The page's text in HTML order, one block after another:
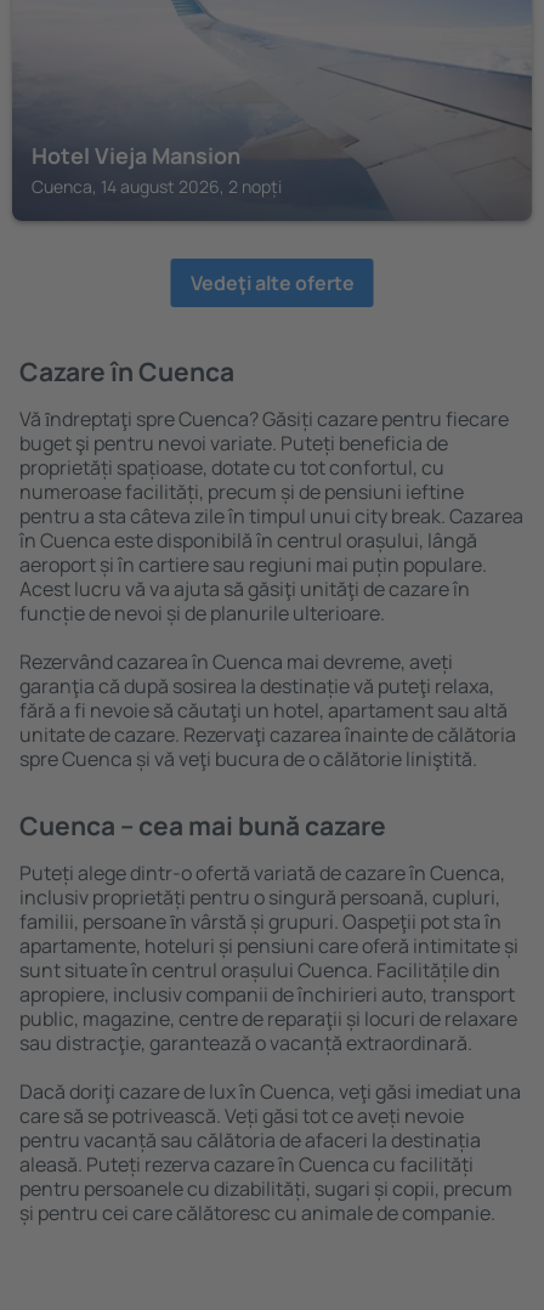
Hotel Vieja Mansion
Cuenca, 14 august 2026, 2 nopți
Vedeţi alte oferte
Cazare în Cuenca
Vă ȋndreptaţi spre Cuenca? Găsiți cazare pentru fiecare
buget şi pentru nevoi variate. Puteți beneficia de
proprietăți spațioase, dotate cu tot confortul, cu
numeroase facilități, precum și de pensiuni ieftine
pentru a sta câteva zile în timpul unui city break. Cazarea
în Cuenca este disponibilă în centrul orașului, lângă
aeroport și în cartiere sau regiuni mai puțin populare.
Acest lucru vă va ajuta să găsiţi unităţi de cazare în
funcție de nevoi și de planurile ulterioare.
Rezervând cazarea în Cuenca mai devreme, aveți
garanţia că după sosirea la destinație vă puteţi relaxa,
fără a fi nevoie să căutaţi un hotel, apartament sau altă
unitate de cazare. Rezervaţi cazarea înainte de călătoria
spre Cuenca și vă veţi bucura de o călătorie liniştită.
Cuenca – cea mai bună cazare
Puteți alege dintr-o ofertă variată de cazare în Cuenca,
inclusiv proprietăți pentru o singură persoană, cupluri,
familii, persoane ȋn vârstă și grupuri. Oaspeţii pot sta în
apartamente, hoteluri și pensiuni care oferă intimitate și
sunt situate în centrul orașului Cuenca. Facilitățile din
apropiere, inclusiv companii de închirieri auto, transport
public, magazine, centre de reparaţii și locuri de relaxare
sau distracţie, garantează o vacanță extraordinară.
Dacă doriţi cazare de lux în Cuenca, veţi găsi imediat una
care să se potrivească. Veți găsi tot ce aveți nevoie
pentru vacanță sau călătoria de afaceri la destinația
aleasă. Puteți rezerva cazare în Cuenca cu facilități
pentru persoanele cu dizabilități, sugari și copii, precum
și pentru cei care călătoresc cu animale de companie.